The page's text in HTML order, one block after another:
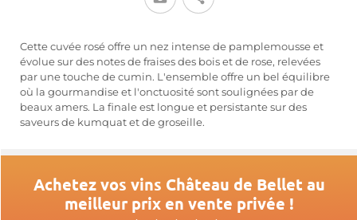
Cette cuvée rosé offre un nez intense de pamplemousse et
évolue sur des notes de fraises des bois et de rose, relevées
par une touche de cumin. L'ensemble offre un bel équilibre
où la gourmandise et l'onctuosité sont soulignées par de
beaux amers. La finale est longue et persistante sur des
saveurs de kumquat et de groseille.
Achetez vos vins Château de Bellet au
meilleur prix en vente privée !